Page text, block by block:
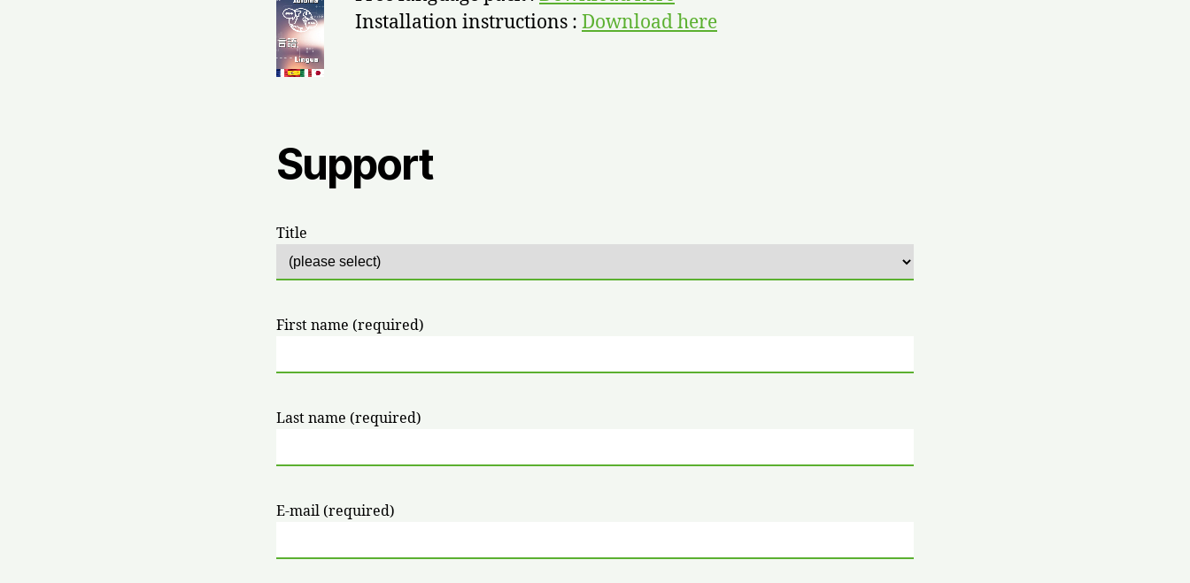
Installation instructions : Download here
Support
Title
First name (required)
Last name (required)
E-mail (required)